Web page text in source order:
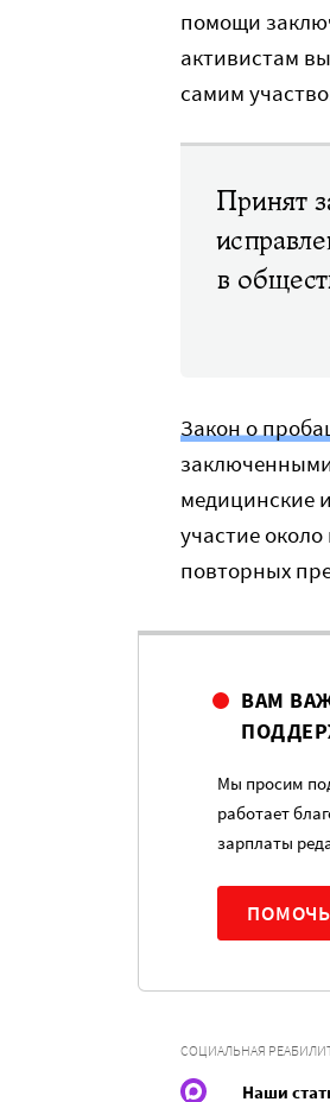
помощи
активистам
самим
Принят
в
Закон о
медицинские
участие
повторных
ВАМ
Мы просим
работает
зарплаты
СОЦИАЛЬНАЯ
Наши